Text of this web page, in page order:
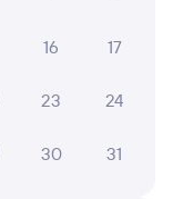
16 17
23 24
30 31